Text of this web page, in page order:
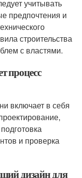
учитывать
предпочтения и
строительства
с властями.
процесс
включает в себя
и проверка
дизайн для